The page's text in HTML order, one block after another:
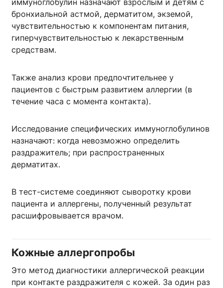
иммуноглобулин назначают взрослым и детям с
бронхиальной астмой, дерматитом, экземой,
чувствительностью к компонентам питания,
гиперчувствительностью к лекарственным
средствам.
Также анализ крови предпочтительнее у
пациентов с быстрым развитием аллергии (в
течение часа с момента контакта).
Исследование специфических иммуноглобулинов
назначают: когда невозможно определить
раздражитель; при распространенных
дерматитах.
В тест-системе соединяют сыворотку крови
пациента и аллергены, полученный результат
расшифровывается врачом.
Кожные аллергопробы
Это метод диагностики аллергической реакции
при контакте раздражителя с кожей. За один раз